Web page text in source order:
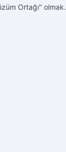
Ortağı" olmak.